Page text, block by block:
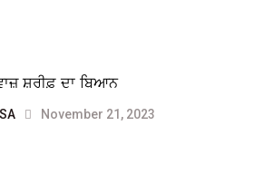
ਸ਼ਰੀਫ਼ ਦਾ ਬਿਆਨ
November 21, 2023